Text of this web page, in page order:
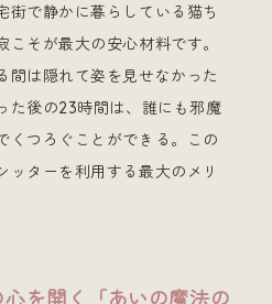
街で静かに暮らしている猫ち
そが最大の安心材料です。
間は隠れて姿を見せなかった
た後の23時間は、誰にも邪魔
くつろぐことができる。この
ッターを利用する最大のメリ